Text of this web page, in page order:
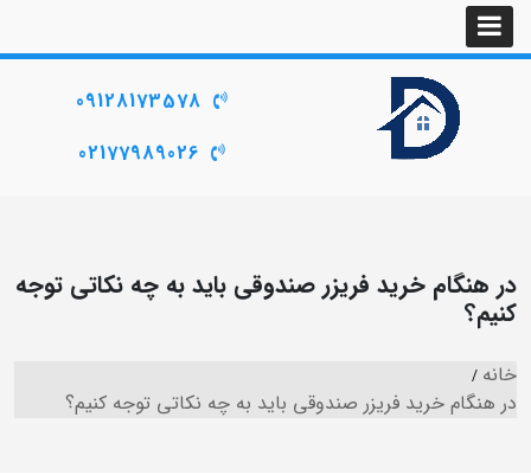
09128173578
02177989026
در هنگام خرید فریزر صندوقی باید به چه نکاتی توجه
کنیم؟
خانه
در هنگام خرید فریزر صندوقی باید به چه نکاتی توجه کنیم؟